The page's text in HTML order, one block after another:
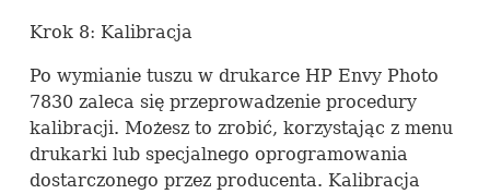
Krok 8: Kalibracja
Po wymianie tuszu w drukarce HP Envy Photo
7830 zaleca się przeprowadzenie procedury
kalibracji. Możesz to zrobić, korzystając z menu
drukarki lub specjalnego oprogramowania
dostarczonego przez producenta. Kalibracja